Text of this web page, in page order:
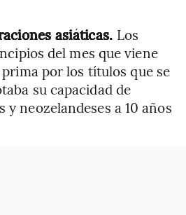
asiáticas. Los
del mes que viene
por los títulos que se
su capacidad de
neozelandeses a 10 años